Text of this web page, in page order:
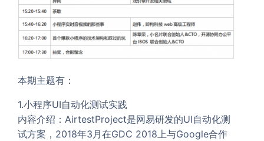
本期主题有：
1.小程序UI自动化测试实践
内容介绍：AirtestProject是网易研发的UI自动化测
试方案，2018年3月在GDC 2018上与Google合作